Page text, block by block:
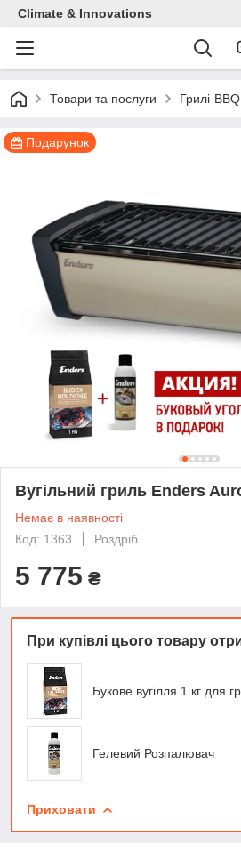
Climate & Innovations
Товари та послуги Грилі-BBQ
Подарунок
Вугільний гриль Enders
Немає в наявності
Код: 1363
Роздріб
5 775 ₴
При купівлі цього товару
Букове вугілля 1 кг для
Гелевий Розпалювач
Приховати